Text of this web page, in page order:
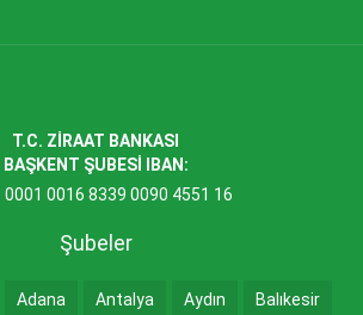
T.C. ZİRAAT BANKASI
BAŞKENT ŞUBESİ IBAN:
0001 0016 8339 0090 4551 16
Şubeler
Adana Antalya Aydın Balıkesir